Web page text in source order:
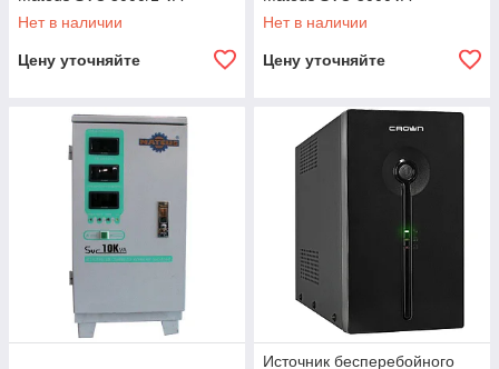
Нет в наличии
Цену уточняйте
Нет в наличии
Цену уточняйте
Источник бесперебойного